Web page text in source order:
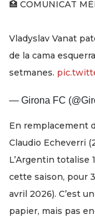
🏥 COMUNICAT
Vladyslav Vanat
de la cama
setmanes.
— Girona FC
En remplacement
Claudio Echeverri
L’Argentin totalise
cette saison, pour
avril 2026). C’est
papier, mais pas